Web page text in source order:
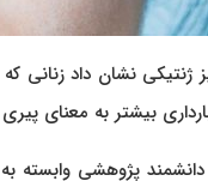
ژنتیکی نشان داد
بیشتر به معنای
دانشمند پژوهشی وابسته